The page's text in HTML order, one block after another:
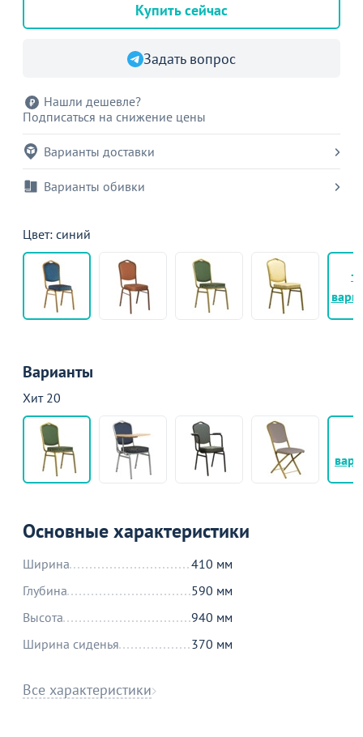
Купить сейчас
Задать вопрос
Нашли дешевле?
Подписаться на снижение цены
Варианты доставки
Варианты обивки
Цвет: синий
Варианты
Хит 20
Основные характеристики
Ширина
410 мм
Глубина
590 мм
Высота
940 мм
Ширина сиденья
370 мм
Все характеристики